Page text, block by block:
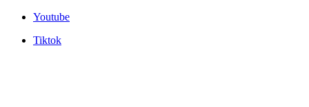
Youtube
Tiktok